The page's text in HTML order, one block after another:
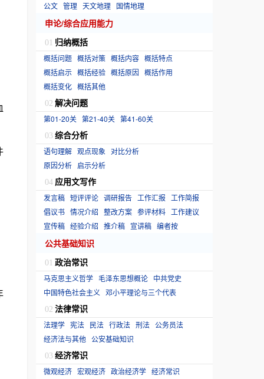
公文 管理 天文地理 国情地理
申论/综合应用能力
01 归纳概括
概括问题 概括对策 概括内容 概括特点
概括启示 概括经验 概括原因 概括作用
概括变化 概括其他
02 解决问题
第01-20关 第21-40关 第41-60关
03 综合分析
语句理解 观点现象 对比分析
原因分析 启示分析
04 应用文写作
发言稿 短评评论 调研报告 工作汇报
工作简报
倡议书 情况介绍 整改方案 参评材料 工作建议
宣传稿 经验介绍 推介稿 宣讲稿 编者按
公共基础知识
01 政治常识
马克思主义哲学 毛泽东思想概论 中共党史
中国特色社会主义 邓小平理论与三个代表
02 法律常识
法理学 宪法 民法 行政法 刑法 公务员法
经济法与其他 公安基础知识
03 经济常识
微观经济 宏观经济 政治经济学 经济常识